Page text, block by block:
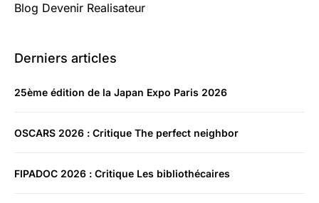
Blog Devenir Realisateur
Derniers articles
25ème édition de la Japan Expo Paris 2026
OSCARS 2026 : Critique The perfect neighbor
FIPADOC 2026 : Critique Les bibliothécaires